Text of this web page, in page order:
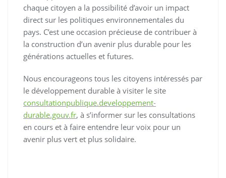
chaque citoyen a la possibilité d’avoir un impact
direct sur les politiques environnementales du
pays. C’est une occasion précieuse de contribuer à
la construction d’un avenir plus durable pour les
générations actuelles et futures.
Nous encourageons tous les citoyens intéressés par
le développement durable à visiter le site
consultationpublique.developpement-
durable.gouv.fr, à s’informer sur les consultations
en cours et à faire entendre leur voix pour un
avenir plus vert et plus solidaire.